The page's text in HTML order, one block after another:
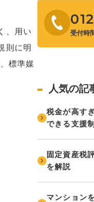
、用い
則に明
標準媒
受付時
人気の記
税金が高す
できる支援
固定資産税
を解説
マンション